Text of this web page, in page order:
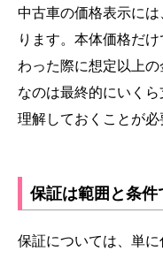
中古車の価格表示に
ります。本体価格だ
わった際に想定以上
なのは最終的にいく
理解しておくことが必
保証は範囲と条件
保証については、単